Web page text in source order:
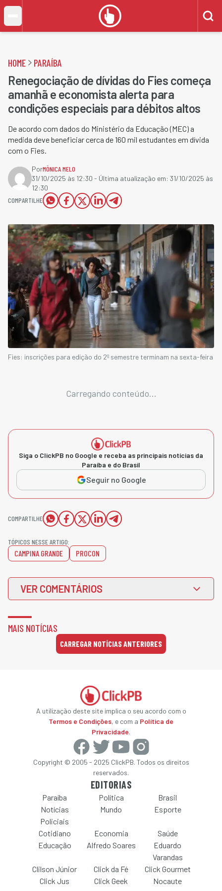
HOME PARAÍBA
Renegociação de dívidas do Fies começa
amanhã e economista alerta para
condições especiais para débitos altos
De acordo com dados do Ministério da Educação (MEC) a
medida deve beneficiar cerca de 160 mil estudantes em dívida
com o Fies.
PorMÔNICA MELO
31/10/2025 às 12:30 - Última atualização em: 31/10/2025 às
12:30
COMPARTILHE
Fies: inscrições para edição do 2º semestre terminam na sexta-feira
Carregando conteúdo...
Siga o ClickPB no Google e receba as principais notícias da
Paraíba e do Brasil
Seguir no Google
COMPARTILHE
TÓPICOS NESSE ARTIGO:
CAMPINA GRANDE PROCON
VER COMENTÁRIOS
MAIS NOTÍCIAS
CARREGAR NOTÍCIAS ANTERIORES
A utilização deste site implica o seu acordo com o
Termos e Condições, e com a Política de
Privacidade.
Copyright © 2005 - 2025 ClickPB. Todos os direitos
reservados.
EDITORIAS
Paraíba Política
Brasil
Notícias
Policiais
Mundo Esporte
Cotidiano Economia
Saúde
Educação
Alfredo Soares
Eduardo
Varandas
Clilson Júnior
Click da Fé
Click Gourmet
Click Jus
Click Geek Nocaute